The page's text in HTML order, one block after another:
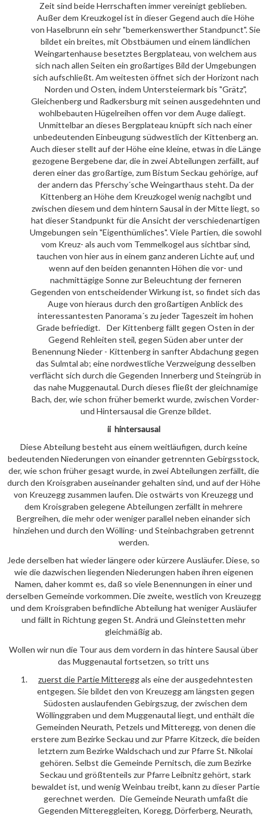
Zeit sind beide Herrschaften immer vereinigt geblieben.
Außer dem Kreuzkogel ist in dieser Gegend auch die Höhe
von Haselbrunn ein sehr "bemerkenswerther Standpunct". Sie
bildet ein breites, mit Obstbäumen und einem ländlichen
Weingartenhause besetztes Bergplateau, von welchem aus
sich nach allen Seiten ein großartiges Bild der Umgebungen
sich aufschließt. Am weitesten öffnet sich der Horizont nach
Norden und Osten, indem Untersteiermark bis "Grätz",
Gleichenberg und Radkersburg mit seinen ausgedehnten und
wohlbebauten Hügelreihen offen vor dem Auge daliegt.
Unmittelbar an dieses Bergplateau knüpft sich nach einer
unbedeutenden Einbeugung südwestlich der Kittenberg an.
Auch dieser stellt auf der Höhe eine kleine, etwas in die Länge
gezogene Bergebene dar, die in zwei Abteilungen zerfällt, auf
deren einer das großartige, zum Bistum Seckau gehörige, auf
der andern das Pferschy´sche Weingarthaus steht. Da der
Kittenberg an Höhe dem Kreuzkogel wenig nachgibt und
zwischen diesem und dem hintern Sausal in der Mitte liegt, so
hat dieser Standpunkt für die Ansicht der verschiedenartigen
Umgebungen sein "Eigenthümliches". Viele Partien, die sowohl
vom Kreuz- als auch vom Temmelkogel aus sichtbar sind,
tauchen von hier aus in einem ganz anderen Lichte auf, und
wenn auf den beiden genannten Höhen die vor- und
nachmittägige Sonne zur Beleuchtung der ferneren
Gegenden von entscheidender Wirkung ist, so findet sich das
Auge von hieraus durch den großartigen Anblick des
interessantesten Panorama´s zu jeder Tageszeit im hohen
Grade befriedigt. Der Kittenberg fällt gegen Osten in der
Gegend Rehleiten steil, gegen Süden aber unter der
Benennung Nieder - Kittenberg in sanfter Abdachung gegen
das Sulmtal ab; eine nordwestliche Verzweigung desselben
verflächt sich durch die Gegenden Innerberg und Steingrüb in
das nahe Muggenautal. Durch dieses fließt der gleichnamige
Bach, der, wie schon früher bemerkt wurde, zwischen Vorder-
und Hintersausal die Grenze bildet.
ii hintersausal
Diese Abteilung besteht aus einem weitläufigen, durch keine
bedeutenden Niederungen von einander getrennten Gebirgsstock,
der, wie schon früher gesagt wurde, in zwei Abteilungen zerfällt, die
durch den Kroisgraben auseinander gehalten sind, und auf der Höhe
von Kreuzegg zusammen laufen. Die ostwärts von Kreuzegg und
dem Kroisgraben gelegene Abteilungen zerfällt in mehrere
Bergreihen, die mehr oder weniger parallel neben einander sich
hinziehen und durch den Wölling- und Steinbachgraben getrennt
werden.
Jede derselben hat wieder längere oder kürzere Ausläufer. Diese, so
wie die dazwischen liegenden Niederungen haben ihren eigenen
Namen, daher kommt es, daß so viele Benennungen in einer und
derselben Gemeinde vorkommen. Die zweite, westlich von Kreuzegg
und dem Kroisgraben befindliche Abteilung hat weniger Ausläufer
und fällt in Richtung gegen St. Andrä und Gleinstetten mehr
gleichmäßig ab.
Wollen wir nun die Tour aus dem vordern in das hintere Sausal über
das Muggenautal fortsetzen, so tritt uns
zuerst die PartieMittereggals eine der ausgedehntesten
entgegen. Sie bildet den von Kreuzegg am längsten gegen
Südosten auslaufenden Gebirgszug, der zwischen dem
Wöllinggraben und dem Muggenautal liegt, und enthält die
Gemeinden Neurath, Petzels und Mitteregg, von denen die
erstere zum Bezirke Seckau und zur Pfarre Kitzeck, die beiden
letztern zum Bezirke Waldschach und zur Pfarre St. Nikolai
gehören. Selbst die Gemeinde Pernitsch, die zum Bezirke
Seckau und größtenteils zur Pfarre Leibnitz gehört, stark
bewaldet ist, und wenig Weinbau treibt, kann zu dieser Partie
gerechnet werden. Die Gemeinde Neurath umfaßt die
Gegenden Mittereggleiten, Koregg, Dörferberg, Neurath,